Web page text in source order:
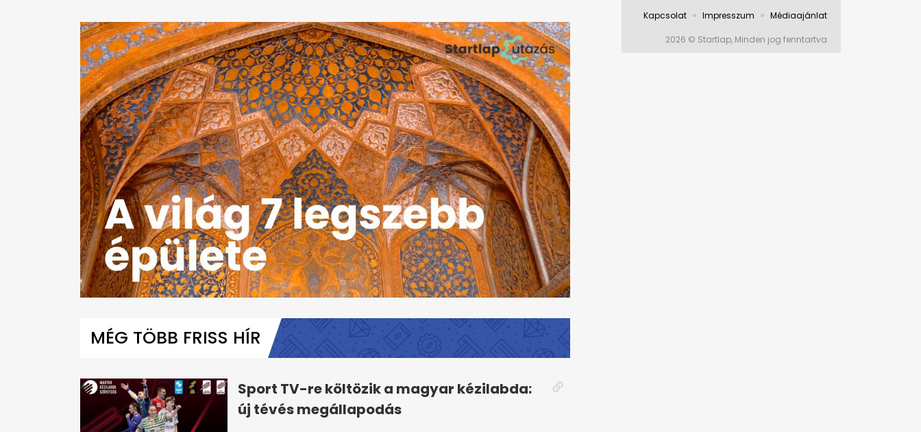
minute,
0%
MÉG TÖBB FRISS HÍR
Sport TV-re költözik a magyar kézilabda:
új tévés megállapodás
Kapcsolat
Impresszum Médiaajánlat
2026 © Startlap, Minden jog fenntartva